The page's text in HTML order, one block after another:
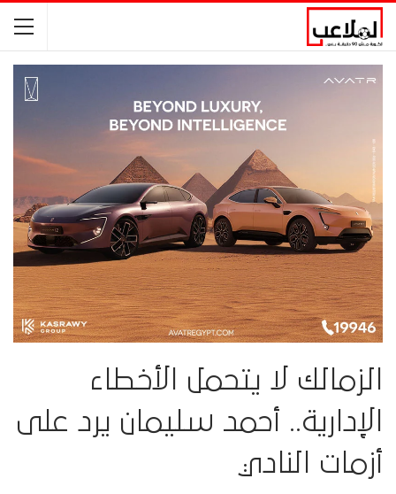
الزمالك لا يتحمل الأخطاء
الإدارية.. أحمد سليمان يرد على
أزمات النادي